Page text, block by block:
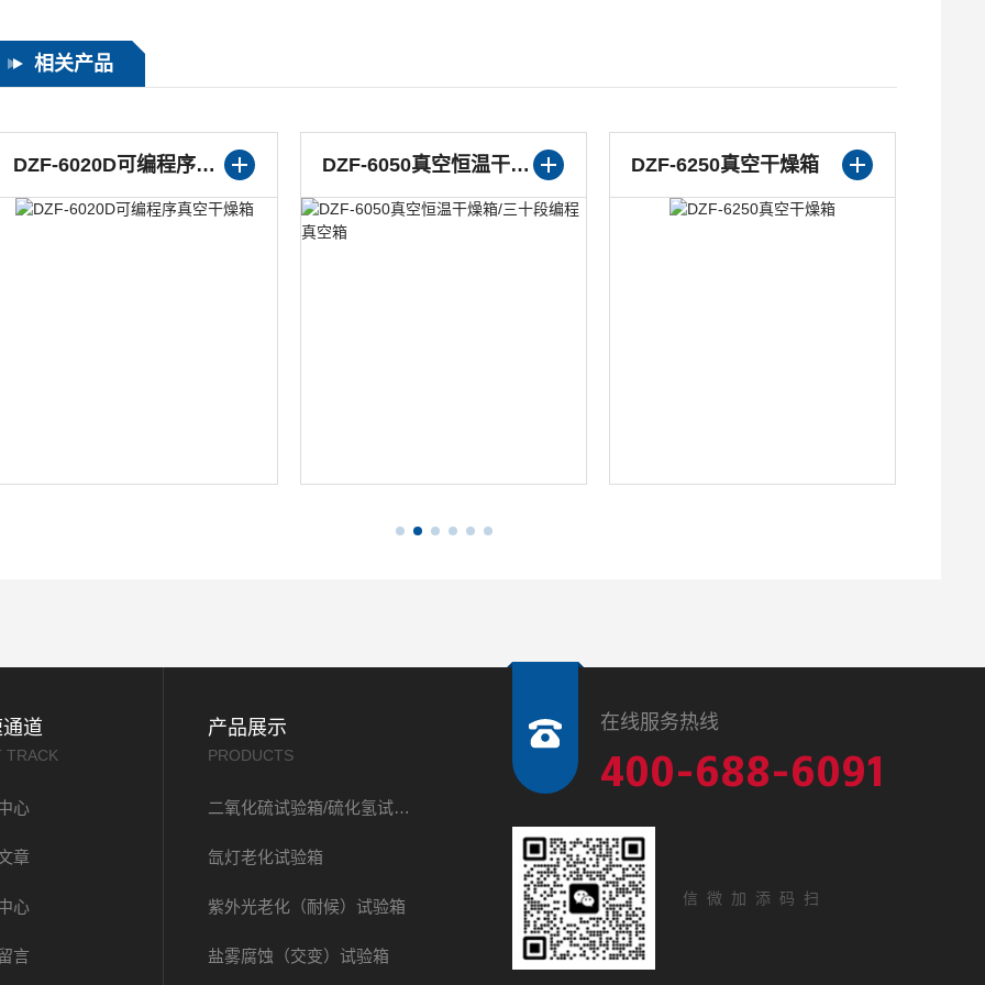
相关产品
DZF-6050真空恒温干燥箱/三十段编程真空箱 DZF-6250真空干燥箱 DZF-6050LC电热真空干燥箱/数显真空仪表
道
TRACK
心
章
心
言
产品展示
PRODUCTS
二氧化硫试验箱/硫化氢试验箱
氙灯老化试验箱
紫外光老化（耐候）试验箱
盐雾腐蚀（交变）试验箱
在线服务热线
400-688-6091
扫码添加微信